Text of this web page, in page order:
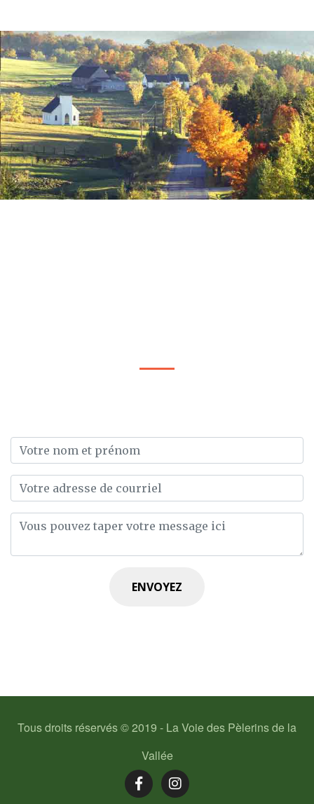
ENVOYEZ
Tous droits réservés © 2019 - La Voie des Pèlerins de la
Vallée